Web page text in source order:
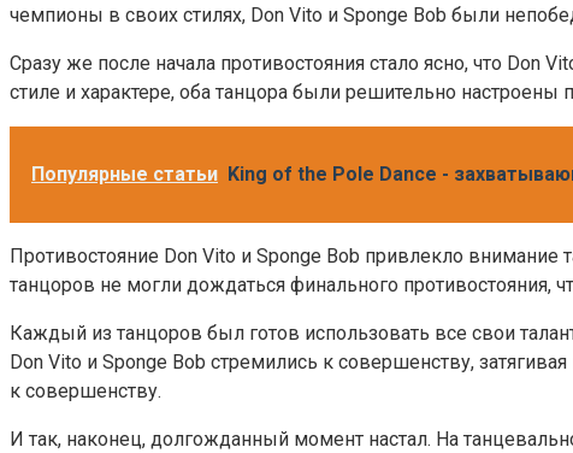
чемпионы в своих стилях, Don Vito и Sponge Bob были
Сразу же после начала противостояния стало ясно, что Don
стиле и характере, оба танцора были решительно
Популярные статьи King of the Pole Dance -
Противостояние Don Vito и Sponge Bob привлекло
танцоров не могли дождаться финального противостояния,
Каждый из танцоров был готов использовать все свои
Don Vito и Sponge Bob стремились к совершенству,
к совершенству.
И так, наконец, долгожданный момент настал. На